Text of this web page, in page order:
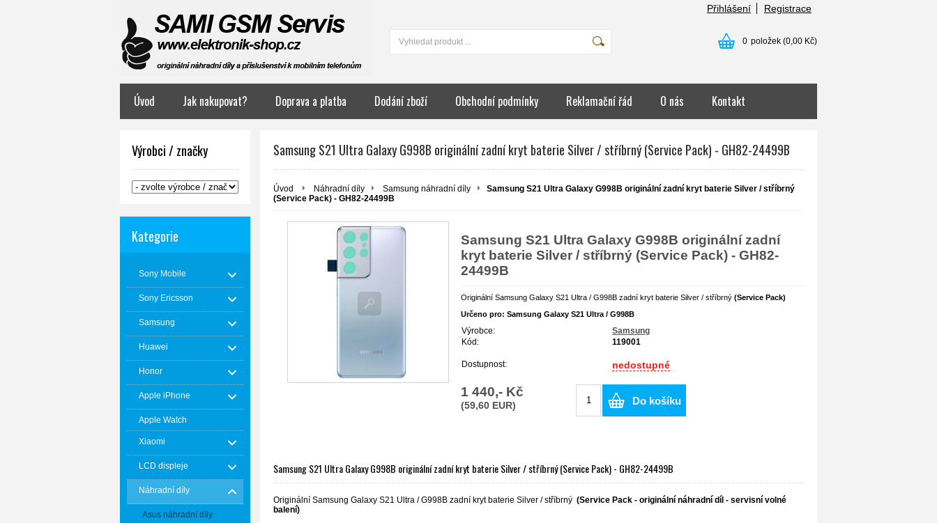
Přihlášení Registrace
0 položek (0,00 Kč)
Úvod Jak nakupovat? Doprava a platba Dodání zboží Obchodní podmínky Reklamační řád O nás Kontakt
Výrobci / značky
Kategorie
Sony Mobile
Sony Ericsson
Samsung
Huawei
Honor
Apple iPhone
Apple Watch
Xiaomi
LCD displeje
Náhradní díly
Asus náhradní díly
Samsung S21 Ultra Galaxy G998B originální zadní kryt baterie Silver / stříbrný (Service Pack) - GH82-24499B
Úvod Náhradní díly Samsung náhradní díly
Samsung S21 Ultra Galaxy G998B originální zadní kryt baterie Silver / stříbrný
(Service Pack) - GH82-24499B
Samsung S21 Ultra Galaxy G998B originální zadní
kryt baterie Silver / stříbrný (Service Pack) - GH82-
24499B
Originální Samsung Galaxy S21 Ultra / G998B zadní kryt baterie Silver / stříbrný (Service Pack)
Určeno pro: Samsung Galaxy S21 Ultra / G998B
Výrobce:
Samsung
Kód:
119001
Dostupnost: nedostupné
1 440,- Kč
(59,60 EUR) Do košíku
Samsung S21 Ultra Galaxy G998B originální zadní kryt baterie Silver / stříbrný (Service Pack) - GH82-24499B
Originální Samsung Galaxy S21 Ultra / G998B zadní kryt baterie Silver / stříbrný (Service Pack - originální náhradní díl - servisní volné
balení)